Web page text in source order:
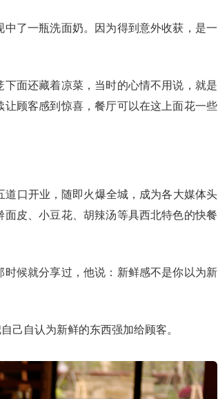
了一瓶洗面奶。因为得到意外收获，是一
面还藏着凉菜，当时的心情不用说，就是
顾客感到惊喜，餐厅可以在这上面花一些
口开业，随即火爆全城，成为各大媒体头
皮、小豆花、胡辣汤等具西北特色的快餐
候就分享过，他说：新鲜感不是你以为新
己自认为新鲜的东西强加给顾客。